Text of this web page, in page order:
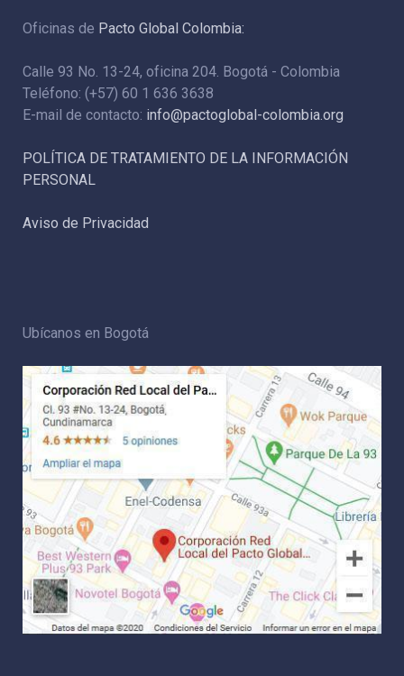
Oficinas de Pacto Global Colombia:
Calle 93 No. 13-24, oficina 204. Bogotá - Colombia
Teléfono: (+57) 60 1 636 3638
E-mail de contacto: info@pactoglobal-colombia.org
POLÍTICA DE TRATAMIENTO DE LA INFORMACIÓN
PERSONAL
Aviso de Privacidad
Ubícanos en Bogotá